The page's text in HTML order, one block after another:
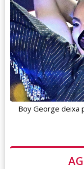
Boy George deixa